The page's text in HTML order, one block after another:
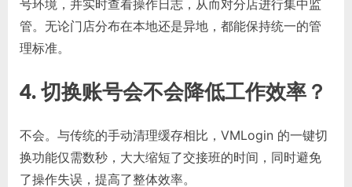
号环境，并实时查看操作日志，从而对分店进行集中监
管。无论门店分布在本地还是异地，都能保持统一的管
理标准。
4. 切换账号会不会降低工作效率？
不会。与传统的手动清理缓存相比，VMLogin 的一键切
换功能仅需数秒，大大缩短了交接班的时间，同时避免
了操作失误，提高了整体效率。